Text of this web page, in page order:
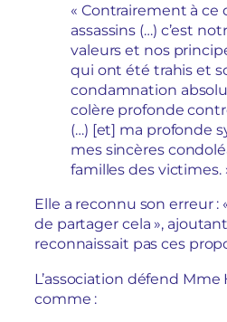
« Contrairement à ce
assassins (…) c’est
valeurs et nos
qui ont été trahis et
condamnation
colère profonde
(…) [et] ma profonde
mes sincères
familles des victimes.
Elle a reconnu son erreur :
de partager cela »,
reconnaissait pas ces
L’association défend
comme :